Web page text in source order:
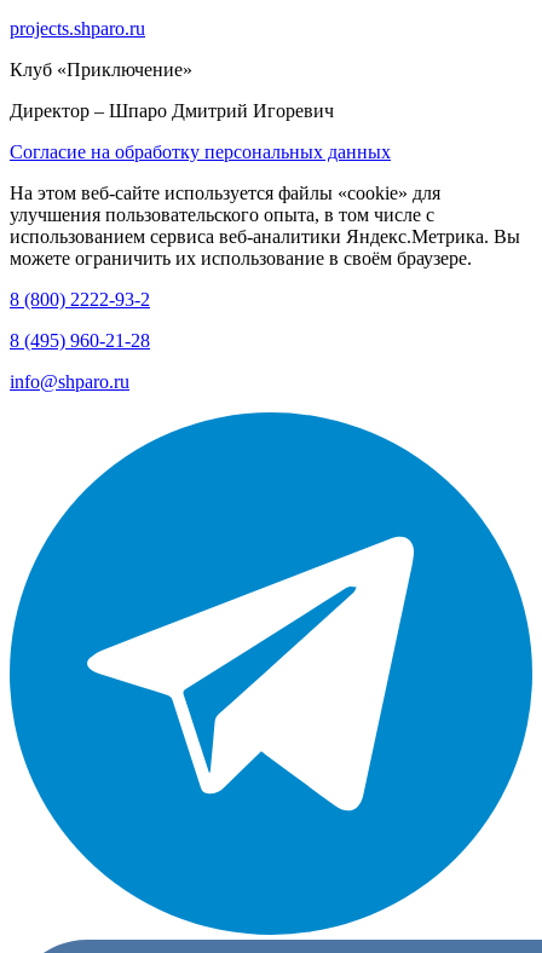
projects.shparo.ru
Клуб «Приключение»
Директор – Шпаро Дмитрий Игоревич
Согласие на обработку персональных данных
На этом веб-сайте используется файлы «cookie» для
улучшения пользовательского опыта, в том числе с
использованием сервиса веб-аналитики Яндекс.Метрика. Вы
можете ограничить их использование в своём браузере.
8 (800) 2222-93-2
8 (495) 960-21-28
info@shparo.ru